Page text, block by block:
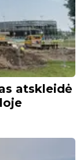
atskleidė